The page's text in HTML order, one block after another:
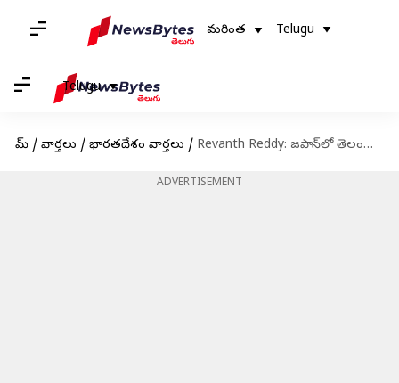
మరింత Telugu
Telugu
హోమ్ / వార్తలు / భారతదేశం వార్తలు / Revanth Reddy: జపాన్‌లో తెలంగాణ బ్రాండ్‌ను ప్రమోట్ చేయనున్న సీఎం రేవంత్ రెడ్డి
ADVERTISEMENT